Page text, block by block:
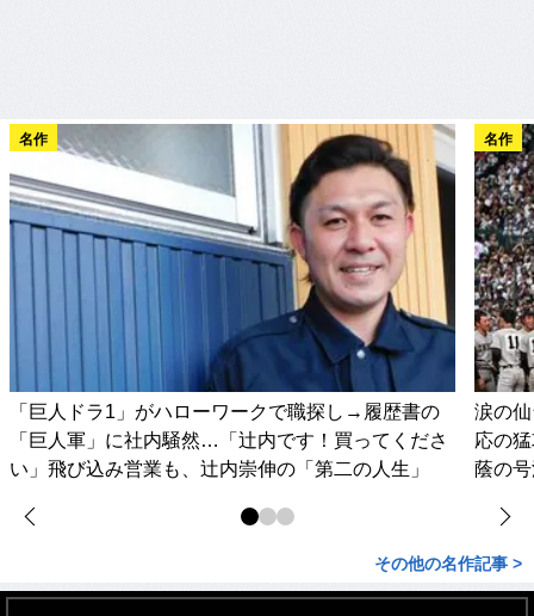
名作
「巨人ドラ1」がハローワークで職探し→履歴書の
「巨人軍」に社内騒然…「辻内です！買ってくださ
い」飛び込み営業も、辻内崇伸の「第二の人生」
名作
涙の
応の
蔭の
その他の名作記事 >